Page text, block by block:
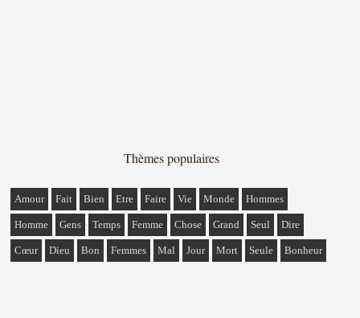
Thèmes populaires
Amour Fait Bien Etre Faire Vie Monde Hommes
Homme Gens Temps Femme Chose Grand Seul Dire
Cœur Dieu Bon Femmes Mal Jour Mort Seule Bonheur